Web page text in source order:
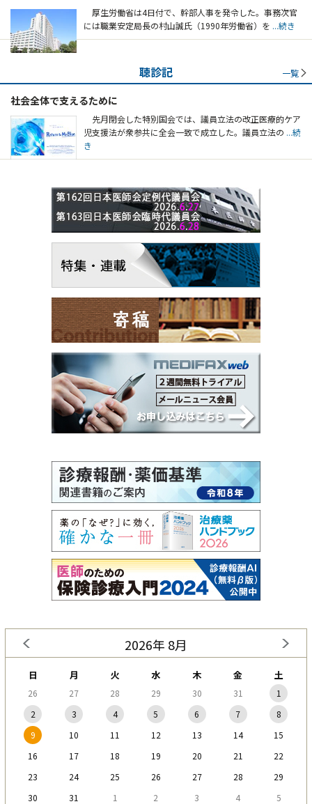
厚生労働省は4日付で、幹部人事を発令した。事務次官
には職業安定局長の村山誠氏（1990年労働省）を ...続き
聴診記 一覧
社会全体で支えるために
先月閉会した特別国会では、議員立法の改正医療的ケア
児支援法が衆参共に全会一致で成立した。議員立法の ...続
き
2026年 8月
日 月 火 水 木 金 土
26 27 28 29 30 31
1
2
3 4 5 6 7
8
9
10 11 12 13 14
15
16
17 18 19 20 21
22
23
24 25 26 27 28
29
30
31 1 2 3 4 5